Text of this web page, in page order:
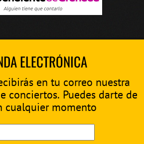
ELECTRÓNICA
en tu correo nuestra
conciertos. Puedes darte de
cualquier momento